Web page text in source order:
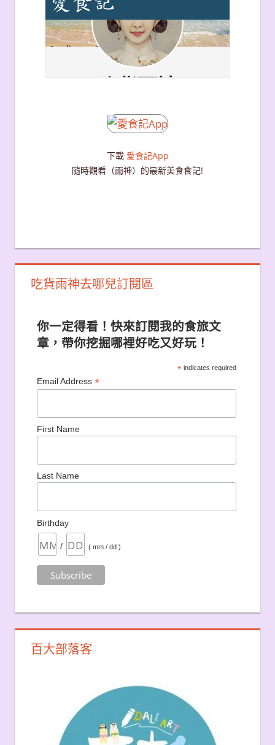
下載 愛食記App
隨時觀看（雨神）的最新美食食記!
吃貨雨神去哪兒訂閱區
你一定得看！快來訂閱我的食旅文
章，帶你挖掘哪裡好吃又好玩！
*indicates required
Email Address *
First Name
Last Name
Birthday
/ ( mm / dd )
百大部落客